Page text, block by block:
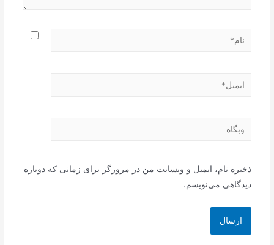
نام*
ایمیل*
وبگاه
ذخیره نام، ایمیل و وبسایت من در مرورگر برای زمانی که دوباره
دیدگاهی می‌نویسم.